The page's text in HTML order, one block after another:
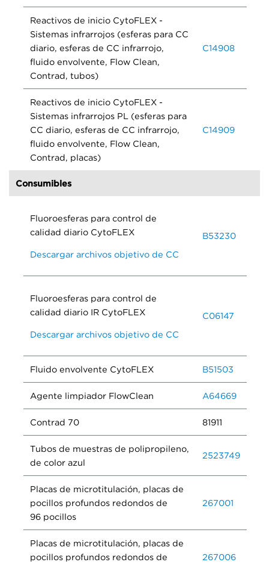
Reactivos de inicio CytoFLEX -
Sistemas infrarrojos (esferas para CC
diario, esferas de CC infrarrojo,
fluido envolvente, Flow Clean,
Contrad, tubos)
C14908
Reactivos de inicio CytoFLEX -
Sistemas infrarrojos PL (esferas para
CC diario, esferas de CC infrarrojo,
fluido envolvente, Flow Clean,
Contrad, placas)
C14909
Consumibles
Fluoroesferas para control de
calidad diario CytoFLEX
Descargar archivos objetivo de CC
B53230
Fluoroesferas para control de
calidad diario IR CytoFLEX
Descargar archivos objetivo de CC
C06147
Fluido envolvente CytoFLEX B51503
Agente limpiador FlowClean A64669
Contrad 70 81911
Tubos de muestras de polipropileno,
de color azul
2523749
Placas de microtitulación, placas de
pocillos profundos redondos de
96 pocillos
267001
Placas de microtitulación, placas de
pocillos profundos redondos de
267006